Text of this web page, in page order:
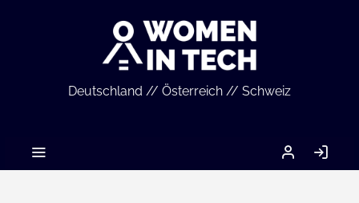
Deutschland // Österreich // Schweiz
MEIN
ACCOUNT
IN